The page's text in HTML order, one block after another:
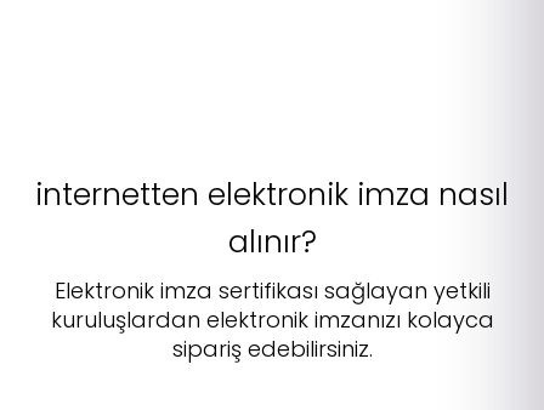
i̇nternetten elektronik imza nasıl
alınır?
Elektronik imza sertifikası sağlayan yetkili
kuruluşlardan elektronik imzanızı kolayca
sipariş edebilirsiniz.